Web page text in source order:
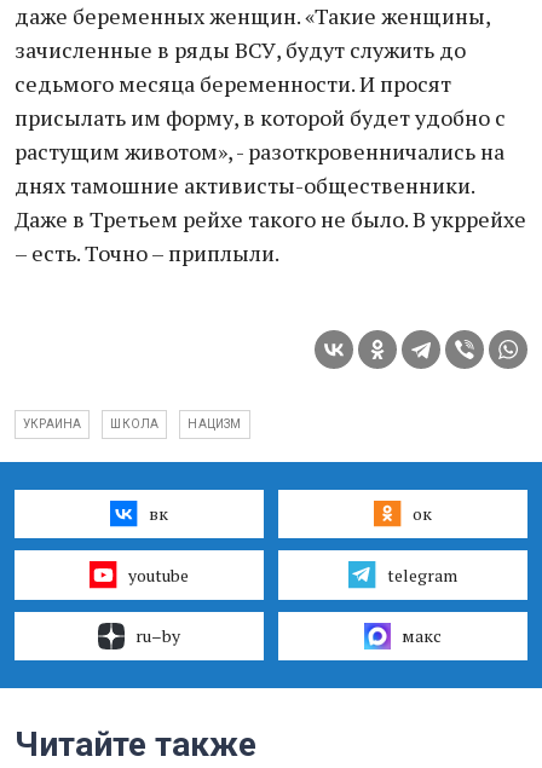
даже беременных женщин. «Такие женщины,
зачисленные в ряды ВСУ, будут служить до
седьмого месяца беременности. И просят
присылать им форму, в которой будет удобно с
растущим животом», - разоткровенничались на
днях тамошние активисты-общественники.
Даже в Третьем рейхе такого не было. В укррейхе
– есть. Точно – приплыли.
УКРАИНА ШКОЛА НАЦИЗМ
вк ок
youtube telegram
ru–by макс
Читайте также